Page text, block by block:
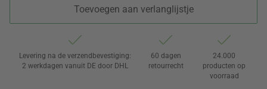
Toevoegen aan verlanglijstje
Levering na de verzendbevestiging:
2 werkdagen vanuit DE door DHL
60 dagen
retourrecht
24.000
producten op
voorraad